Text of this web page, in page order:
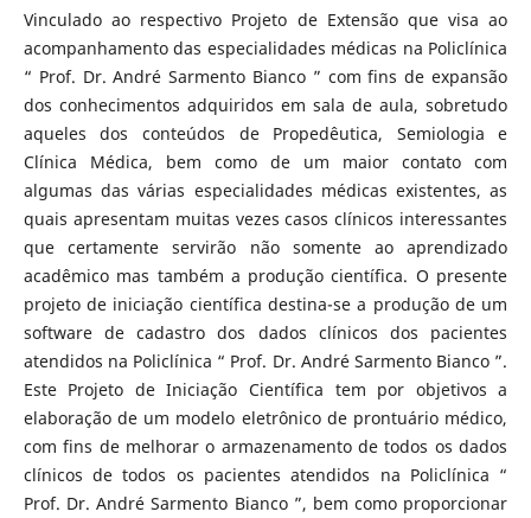
Vinculado ao respectivo Projeto de Extensão que visa ao
acompanhamento das especialidades médicas na Policlínica
“ Prof. Dr. André Sarmento Bianco ” com fins de expansão
dos conhecimentos adquiridos em sala de aula, sobretudo
aqueles dos conteúdos de Propedêutica, Semiologia e
Clínica Médica, bem como de um maior contato com
algumas das várias especialidades médicas existentes, as
quais apresentam muitas vezes casos clínicos interessantes
que certamente servirão não somente ao aprendizado
acadêmico mas também a produção científica. O presente
projeto de iniciação científica destina-se a produção de um
software de cadastro dos dados clínicos dos pacientes
atendidos na Policlínica “ Prof. Dr. André Sarmento Bianco ”.
Este Projeto de Iniciação Científica tem por objetivos a
elaboração de um modelo eletrônico de prontuário médico,
com fins de melhorar o armazenamento de todos os dados
clínicos de todos os pacientes atendidos na Policlínica “
Prof. Dr. André Sarmento Bianco ”, bem como proporcionar